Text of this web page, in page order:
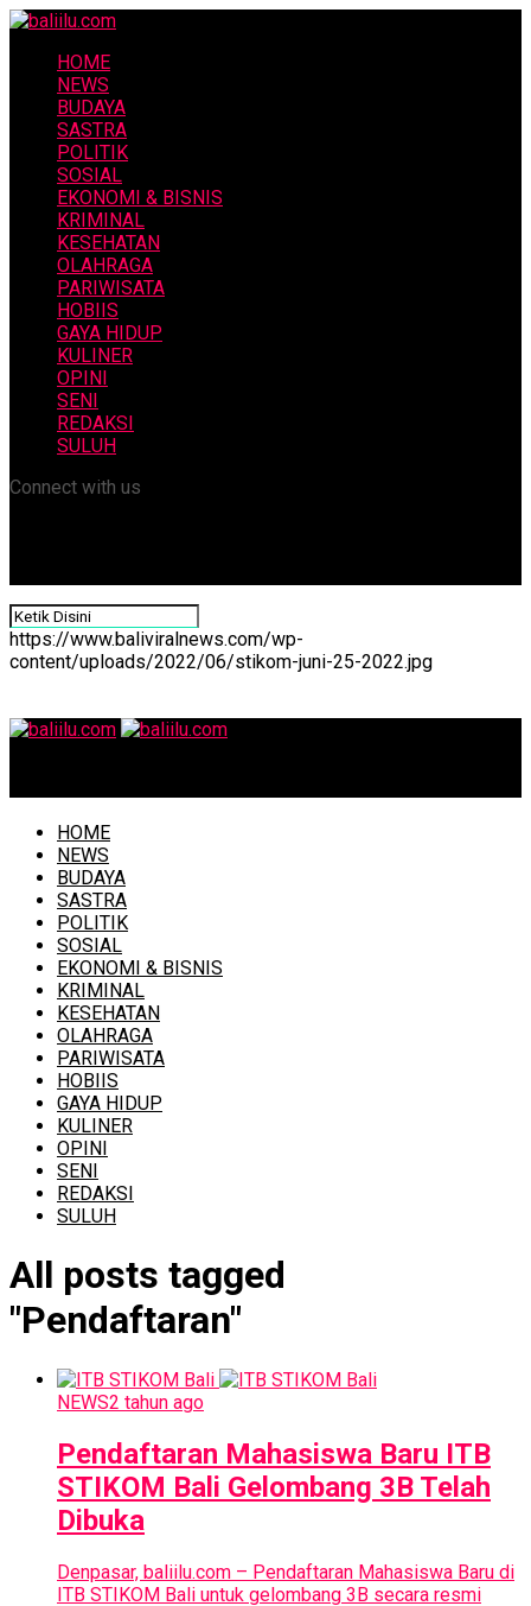
HOME
NEWS
BUDAYA
SASTRA
POLITIK
SOSIAL
EKONOMI & BISNIS
KRIMINAL
KESEHATAN
OLAHRAGA
PARIWISATA
HOBIIS
GAYA HIDUP
KULINER
OPINI
SENI
REDAKSI
SULUH
Connect with us
https://www.baliviralnews.com/wp-
content/uploads/2022/06/stikom-juni-25-2022.jpg
HOME
NEWS
BUDAYA
SASTRA
POLITIK
SOSIAL
EKONOMI & BISNIS
KRIMINAL
KESEHATAN
OLAHRAGA
PARIWISATA
HOBIIS
GAYA HIDUP
KULINER
OPINI
SENI
REDAKSI
SULUH
All posts tagged
"Pendaftaran"
NEWS2 tahun ago
Pendaftaran Mahasiswa Baru ITB
STIKOM Bali Gelombang 3B Telah
Dibuka
Denpasar, baliilu.com – Pendaftaran Mahasiswa Baru di
ITB STIKOM Bali untuk gelombang 3B secara resmi